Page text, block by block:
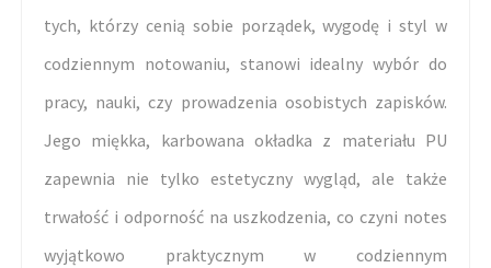
tych, którzy cenią sobie porządek, wygodę i styl w
codziennym notowaniu, stanowi idealny wybór do
pracy, nauki, czy prowadzenia osobistych zapisków.
Jego miękka, karbowana okładka z materiału PU
zapewnia nie tylko estetyczny wygląd, ale także
trwałość i odporność na uszkodzenia, co czyni notes
wyjątkowo praktycznym w codziennym